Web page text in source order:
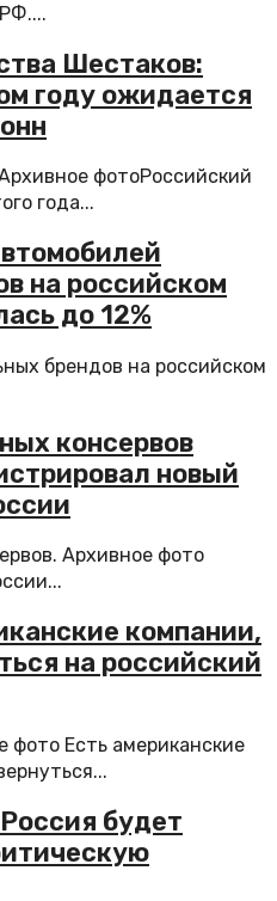
Шестаков:
году ожидается
фотоРоссийский
года...
на российском
до 12%
брендов на российском
консервов
новый
Архивное фото
компании,
на российский
фото Есть американские
будет